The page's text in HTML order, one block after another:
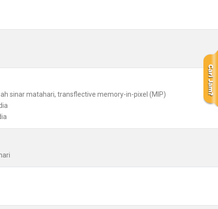
sinar matahari, transflective memory-in-pixel (MIP)